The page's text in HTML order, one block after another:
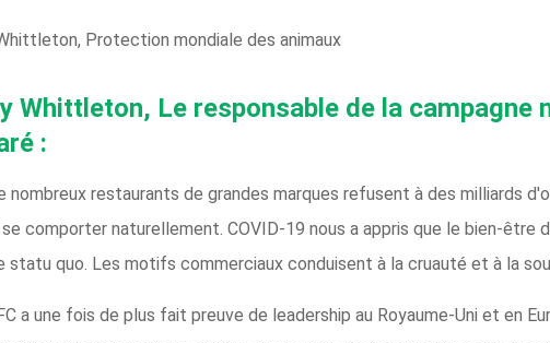
Protection mondiale des animaux
Whittleton, Le responsable de la campagne
:
nombreux restaurants de grandes marques refusent à des milliards
se comporter naturellement. COVID-19 nous a appris que le bien-être
statu quo. Les motifs commerciaux conduisent à la cruauté et à la
a une fois de plus fait preuve de leadership au Royaume-Uni et en